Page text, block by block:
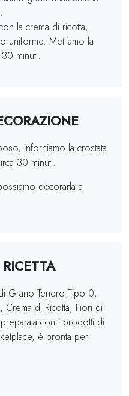
la crema di ricotta,
uniforme. Mettiamo la
minuti.
inforniamo la crostata
30 minuti.
decorarla a
Grano Tenero Tipo 0,
Crema di Ricotta, Fiori di
con i prodotti di
è pronta per